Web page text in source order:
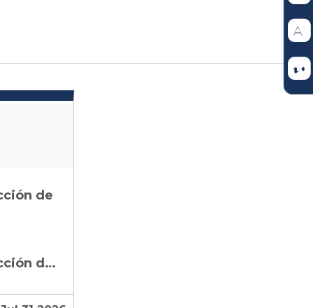
de
Consejo de Estado Sección Tercera - Subsección C: Acción de Tutela – Auto Admisorio Radicado 2026-05732